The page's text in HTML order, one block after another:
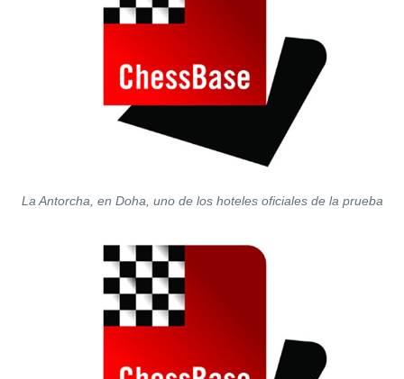
La Antorcha, en Doha, uno de los hoteles oficiales de la prueba